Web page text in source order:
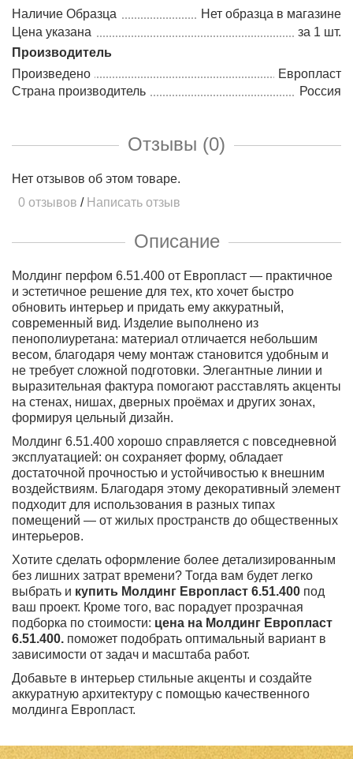
Наличие Образца
Нет образца в магазине
Цена указана
за 1 шт.
Производитель
Произведено
Европласт
Страна производитель
Россия
Отзывы (0)
Нет отзывов об этом товаре.
0 отзывов / Написать отзыв
Описание
Молдинг перфом 6.51.400 от Европласт — практичное
и эстетичное решение для тех, кто хочет быстро
обновить интерьер и придать ему аккуратный,
современный вид. Изделие выполнено из
пенополиуретана: материал отличается небольшим
весом, благодаря чему монтаж становится удобным и
не требует сложной подготовки. Элегантные линии и
выразительная фактура помогают расставлять акценты
на стенах, нишах, дверных проёмах и других зонах,
формируя цельный дизайн.
Молдинг 6.51.400 хорошо справляется с повседневной
эксплуатацией: он сохраняет форму, обладает
достаточной прочностью и устойчивостью к внешним
воздействиям. Благодаря этому декоративный элемент
подходит для использования в разных типах
помещений — от жилых пространств до общественных
интерьеров.
Хотите сделать оформление более детализированным
без лишних затрат времени? Тогда вам будет легко
выбрать и купить Молдинг Европласт 6.51.400 под
ваш проект. Кроме того, вас порадует прозрачная
подборка по стоимости: цена на Молдинг Европласт
6.51.400. поможет подобрать оптимальный вариант в
зависимости от задач и масштаба работ.
Добавьте в интерьер стильные акценты и создайте
аккуратную архитектуру с помощью качественного
молдинга Европласт.